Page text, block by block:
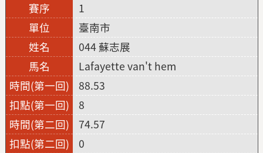
1
臺南市
044 蘇志展
Lafayette van't hem
88.53
8
74.57
0